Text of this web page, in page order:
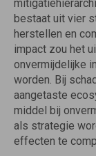
bestaat uit vier
herstellen en
impact zou het
onvermijdelijke
worden. Bij
aangetaste
middel bij
als strategie
effecten te